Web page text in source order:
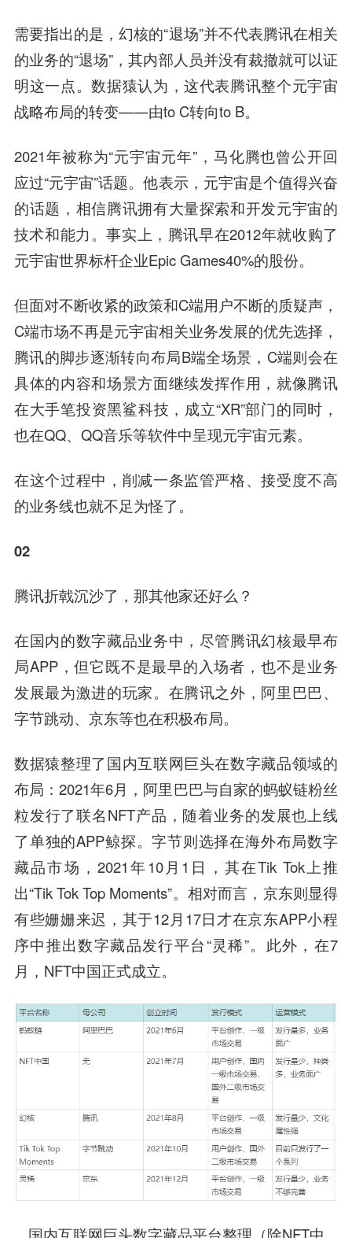
需要指出的是，幻核的“退场”并不代表腾讯在相关
的业务的“退场”，其内部人员并没有裁撤就可以证
明这一点。数据猿认为，这代表腾讯整个元宇宙
战略布局的转变——由to C转向to B。
2021年被称为“元宇宙元年”，马化腾也曾公开回
应过“元宇宙”话题。他表示，元宇宙是个值得兴奋
的话题，相信腾讯拥有大量探索和开发元宇宙的
技术和能力。事实上，腾讯早在2012年就收购了
元宇宙世界标杆企业Epic Games40%的股份。
但面对不断收紧的政策和C端用户不断的质疑声，
C端市场不再是元宇宙相关业务发展的优先选择，
腾讯的脚步逐渐转向布局B端全场景，C端则会在
具体的内容和场景方面继续发挥作用，就像腾讯
在大手笔投资黑鲨科技，成立“XR”部门的同时，
也在QQ、QQ音乐等软件中呈现元宇宙元素。
在这个过程中，削减一条监管严格、接受度不高
的业务线也就不足为怪了。
02
腾讯折戟沉沙了，那其他家还好么？
在国内的数字藏品业务中，尽管腾讯幻核最早布
局APP，但它既不是最早的入场者，也不是业务
发展最为激进的玩家。在腾讯之外，阿里巴巴、
字节跳动、京东等也在积极布局。
数据猿整理了国内互联网巨头在数字藏品领域的
布局：2021年6月，阿里巴巴与自家的蚂蚁链粉丝
粒发行了联名NFT产品，随着业务的发展也上线
了单独的APP鲸探。字节则选择在海外布局数字
藏品市场，2021年10月1日，其在Tik Tok上推
出“Tik Tok Top Moments”。相对而言，京东则显得
有些姗姗来迟，其于12月17日才在京东APP小程
序中推出数字藏品发行平台“灵稀”。此外，在7
月，NFT中国正式成立。